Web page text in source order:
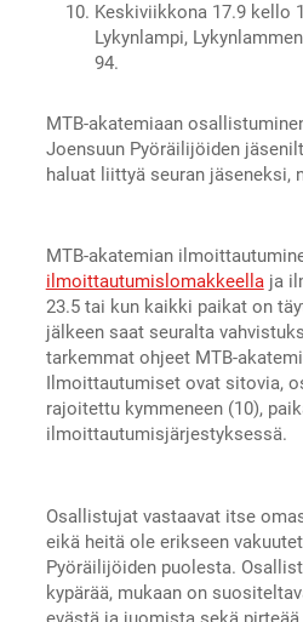
Keskiviikkona 17.9 kello
Lykynlampi,
94.
MTB-akatemiaan
Joensuun Pyöräilijöiden
haluat liittyä seuran jäseneksi,
MTB-akatemian
ilmoittautumislomakkeellaja
23.5 tai kun kaikki paikat on
jälkeen saat seuralta
tarkemmat ohjeet MTB-
Ilmoittautumiset ovat sitovia,
rajoitettu kymmeneen (10),
ilmoittautumisjärjestyksessä.
Osallistujat vastaavat itse
eikä heitä ole erikseen
Pyöräilijöiden puolesta.
kypärää, mukaan on